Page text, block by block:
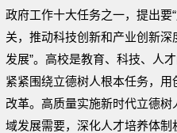
政府工作十大任务之一，提出要
关，推动科技创新和产业创新
发展”。高校是教育、科技、人
紧紧围绕立德树人根本任务，
改革。高质量实施新时代立德
域发展需要，深化人才培养体制